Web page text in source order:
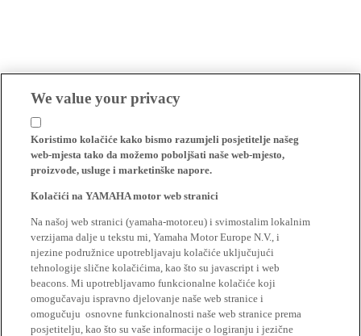
We value your privacy
Koristimo kolačiće kako bismo razumjeli posjetitelje našeg
web-mjesta tako da možemo poboljšati naše web-mjesto,
proizvode, usluge i marketinške napore.
Kolačići na YAMAHA motor web stranici
Na našoj web stranici (yamaha-motor.eu) i svimostalim lokalnim
verzijama dalje u tekstu mi, Yamaha Motor Europe N.V., i
njezine podružnice upotrebljavaju kolačiće uključujući
tehnologije slične kolačićima, kao što su javascript i web
beacons. Mi upotrebljavamo funkcionalne kolačiće koji
omogučavaju ispravno djelovanje naše web stranice i
omogučuju osnovne funkcionalnosti naše web stranice prema
posjetitelju, kao što su vaše informacije o logiranju i jezične